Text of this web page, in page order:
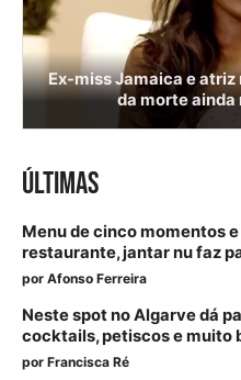
Ex-miss Jamaica e atriz
da morte ainda
ÚLTIMAS
Menu de cinco momentos
restaurante, jantar nu faz
por Afonso Ferreira
Neste spot no Algarve dá
cocktails, petiscos e muito
por Francisca Ré